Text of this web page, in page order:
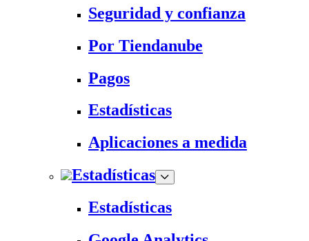
Seguridad y confianza
Por Tiendanube
Pagos
Estadísticas
Aplicaciones a medida
Estadísticas
Estadísticas